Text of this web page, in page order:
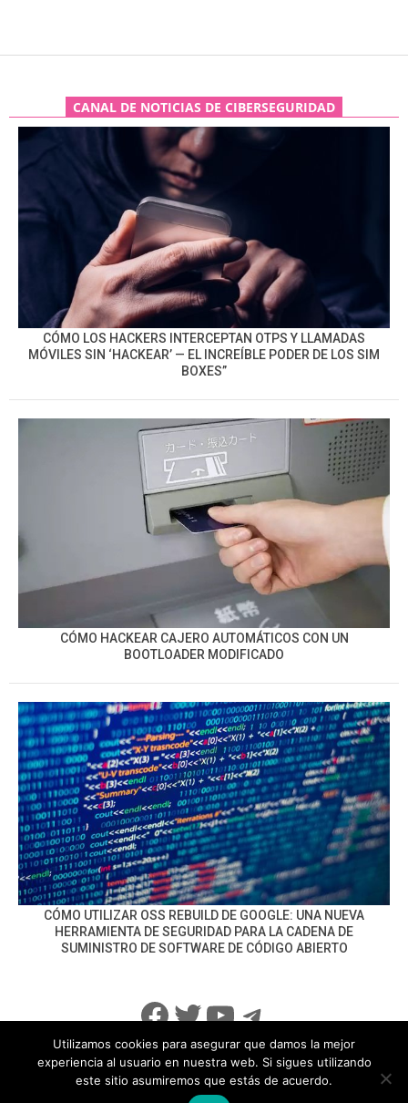
CANAL DE NOTICIAS DE CIBERSEGURIDAD
CÓMO LOS HACKERS INTERCEPTAN OTPS Y LLAMADAS
MÓVILES SIN ‘HACKEAR’ — EL INCREÍBLE PODER DE LOS SIM
BOXES”
CÓMO HACKEAR CAJERO AUTOMÁTICOS CON UN
BOOTLOADER MODIFICADO
CÓMO UTILIZAR OSS REBUILD DE GOOGLE: UNA NUEVA
HERRAMIENTA DE SEGURIDAD PARA LA CADENA DE
SUMINISTRO DE SOFTWARE DE CÓDIGO ABIERTO
Facebook
Twitter
YouTube
Telegram
info@noticiasseguridad.com Política de Privacidad
Utilizamos cookies para asegurar que damos la mejor
experiencia al usuario en nuestra web. Si sigues utilizando
este sitio asumiremos que estás de acuerdo.